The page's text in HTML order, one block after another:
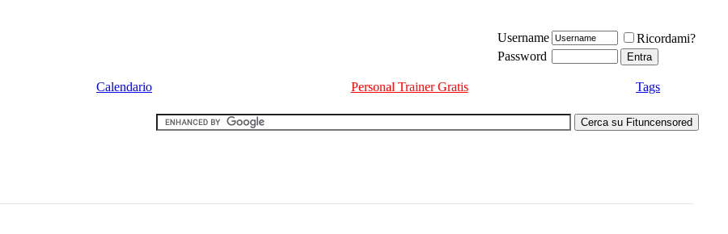
Username
Ricordami?
Password
Calendario Personal Trainer Gratis Tags